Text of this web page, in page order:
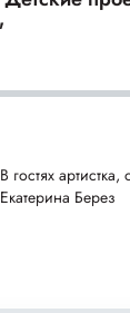
В гостях
Екатерина Берез